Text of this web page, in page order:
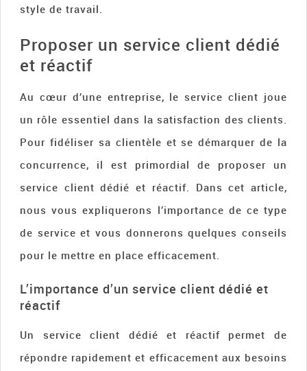
style de travail.
Proposer un service client dédié
et réactif
Au cœur d’une entreprise, le service client joue
un rôle essentiel dans la satisfaction des clients.
Pour fidéliser sa clientèle et se démarquer de la
concurrence, il est primordial de proposer un
service client dédié et réactif. Dans cet article,
nous vous expliquerons l’importance de ce type
de service et vous donnerons quelques conseils
pour le mettre en place efficacement.
L’importance d’un service client dédié et
réactif
Un service client dédié et réactif permet de
répondre rapidement et efficacement aux besoins